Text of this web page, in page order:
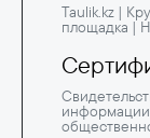
Taulik.kz |
площадка |